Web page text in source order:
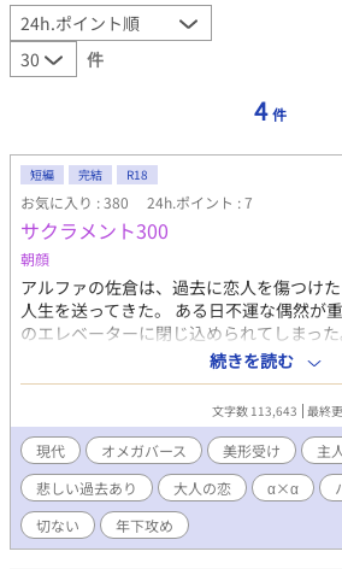
件
4 件
短編 完結 R18
お気に入り : 380 24h.ポイント : 7
サクラメント300
朝顔
アルファの佐倉は、過去に恋人を傷つけ
人生を送ってきた。 ある日不運な偶然が
のエレベーターに閉じ込められてしまっ
められたアルファの男と仲良くなる。 お
ったため、事故のように体を重ねてしま
のように見えたが、それぞれが赦しを求
人生を選んだ佐倉が、その先に見つける
が思い浮かぶようなお話を目指して、赦し
した。 全28話 完結済み ⭐︎規格外フェロ
受けですが、攻め視点もあり。 ※オメガバ
て、オリジナル要素を入れています。
続きを読む
文字数 113,643 最終
現代 オメガバース 美形受け
主
悲しい過去あり
大人の恋 α×α
切ない
年下攻め